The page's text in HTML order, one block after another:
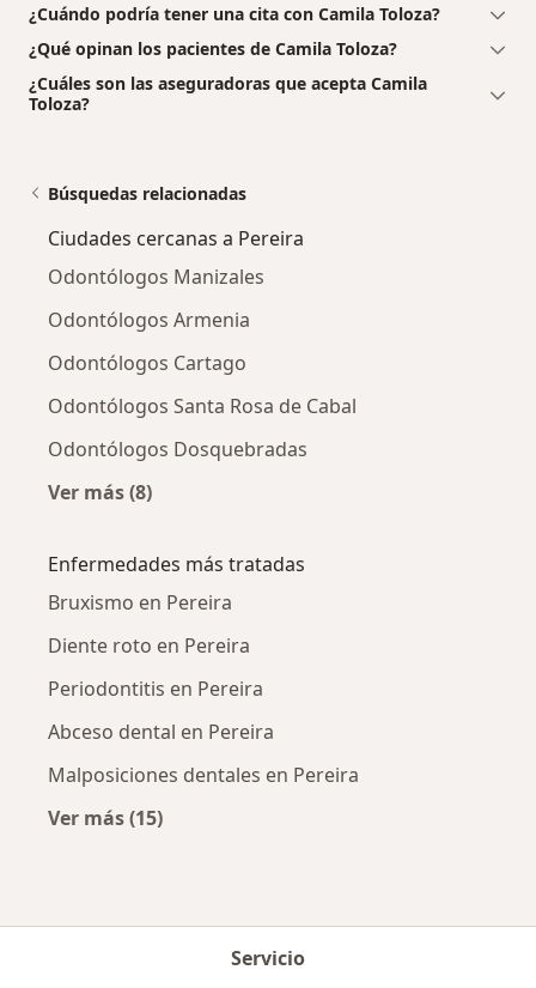
¿Cuándo podría tener una cita con Camila Toloza?
¿Qué opinan los pacientes de Camila Toloza?
¿Cuáles son las aseguradoras que acepta Camila
Toloza?
Búsquedas relacionadas
Ciudades cercanas a Pereira
Odontólogos Manizales
Odontólogos Armenia
Odontólogos Cartago
Odontólogos Santa Rosa de Cabal
Odontólogos Dosquebradas
Ver más (8)
Enfermedades más tratadas
Bruxismo en Pereira
Diente roto en Pereira
Periodontitis en Pereira
Abceso dental en Pereira
Malposiciones dentales en Pereira
Ver más (15)
Servicio